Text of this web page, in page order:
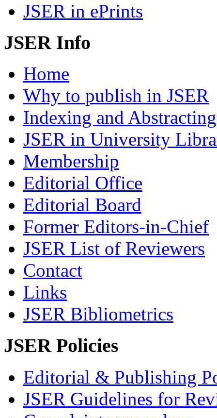
JSER in ePrints
JSER Info
Home
Why to publish in JSER
Indexing and Abstracting
JSER in University
Membership
Editorial Office
Editorial Board
Former Editors-in-Chief
JSER List of Reviewers
Contact
Links
JSER Bibliometrics
JSER Policies
Editorial & Publishing
JSER Guidelines for